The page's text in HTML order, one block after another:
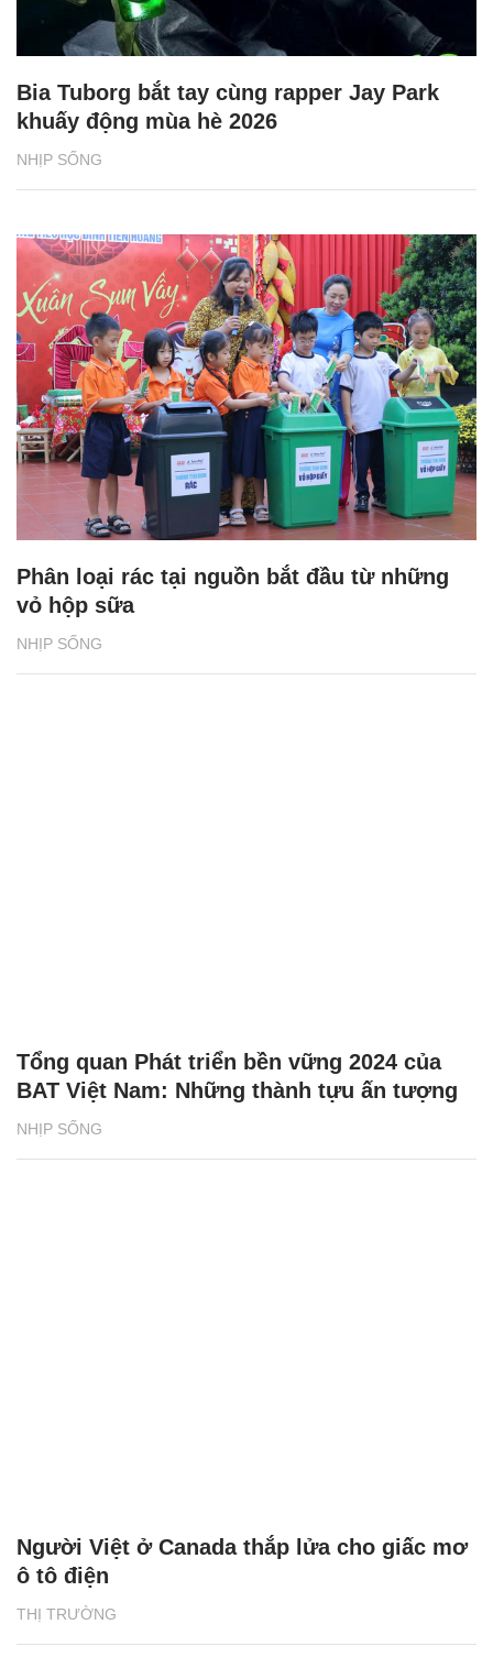
NHỊP SỐNG
Bia Tuborg bắt tay cùng rapper Jay Park
khuấy động mùa hè 2026
NHỊP SỐNG
Phân loại rác tại nguồn bắt đầu từ những
vỏ hộp sữa
NHỊP SỐNG
Tổng quan Phát triển bền vững 2024 của
BAT Việt Nam: Những thành tựu ấn tượng
THỊ TRƯỜNG
Người Việt ở Canada thắp lửa cho giấc mơ
ô tô điện